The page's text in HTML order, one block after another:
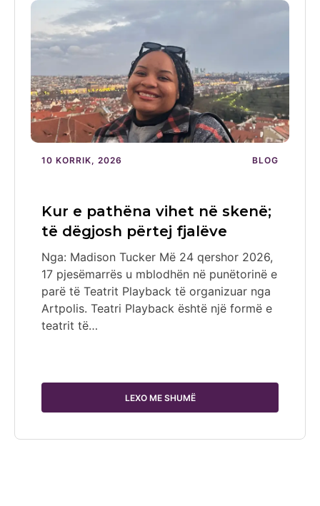
10 KORRIK, 2026 BLOG
Kur e pathëna vihet në skenë;
të dëgjosh përtej fjalëve
Nga: Madison Tucker Më 24 qershor 2026,
17 pjesëmarrës u mblodhën në punëtorinë e
parë të Teatrit Playback të organizuar nga
Artpolis. Teatri Playback është një formë e
teatrit të…
LEXO ME SHUMË